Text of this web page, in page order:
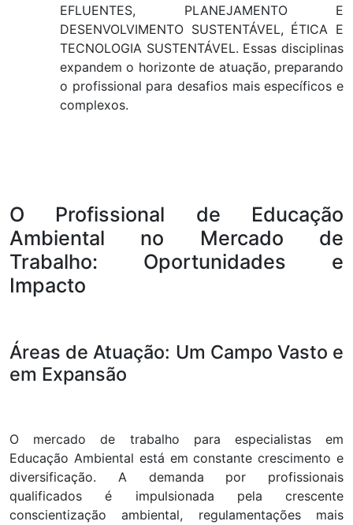
EFLUENTES, PLANEJAMENTO E
DESENVOLVIMENTO SUSTENTÁVEL, ÉTICA E
TECNOLOGIA SUSTENTÁVEL. Essas disciplinas
expandem o horizonte de atuação, preparando
o profissional para desafios mais específicos e
complexos.
O Profissional de Educação
Ambiental no Mercado de
Trabalho: Oportunidades e
Impacto
Áreas de Atuação: Um Campo Vasto e
em Expansão
O mercado de trabalho para especialistas em
Educação Ambiental está em constante crescimento e
diversificação. A demanda por profissionais
qualificados é impulsionada pela crescente
conscientização ambiental, regulamentações mais